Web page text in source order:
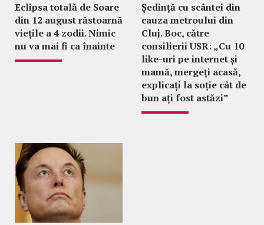
Eclipsa totală de Soare
din 12 august răstoarnă
viețile a 4 zodii. Nimic
nu va mai fi ca înainte
Ședință cu scântei din
cauza metroului din
Cluj. Boc, către
consilierii USR: „Cu 10
like-uri pe internet și
mamă, mergeți acasă,
explicați la soție cât de
bun ați fost astăzi”